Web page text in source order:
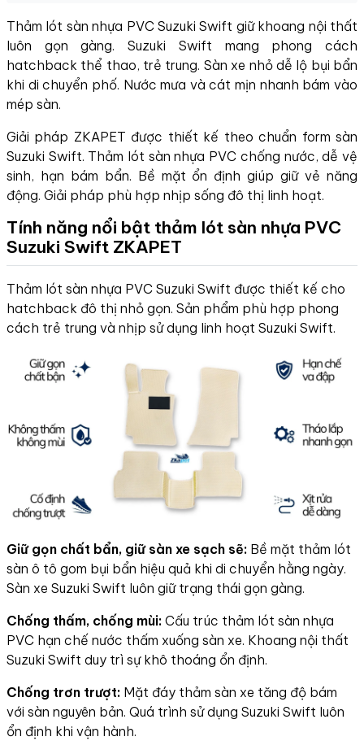
Thảm lót sàn nhựa PVC Suzuki Swift giữ khoang nội thất
luôn gọn gàng. Suzuki Swift mang phong cách
hatchback thể thao, trẻ trung. Sàn xe nhỏ dễ lộ bụi bẩn
khi di chuyển phố. Nước mưa và cát mịn nhanh bám vào
mép sàn.
Giải pháp ZKAPET được thiết kế theo chuẩn form sàn
Suzuki Swift. Thảm lót sàn nhựa PVC chống nước, dễ vệ
sinh, hạn bám bẩn. Bề mặt ổn định giúp giữ vẻ năng
động. Giải pháp phù hợp nhịp sống đô thị linh hoạt.
Tính năng nổi bật thảm lót sàn nhựa PVC
Suzuki Swift ZKAPET
Thảm lót sàn nhựa PVC Suzuki Swift được thiết kế cho
hatchback đô thị nhỏ gọn. Sản phẩm phù hợp phong
cách trẻ trung và nhịp sử dụng linh hoạt Suzuki Swift.
Giữ gọn chất bẩn, giữ sàn xe sạch sẽ: Bề mặt thảm lót
sàn ô tô gom bụi bẩn hiệu quả khi di chuyển hằng ngày.
Sàn xe Suzuki Swift luôn giữ trạng thái gọn gàng.
Chống thấm, chống mùi: Cấu trúc thảm lót sàn nhựa
PVC hạn chế nước thấm xuống sàn xe. Khoang nội thất
Suzuki Swift duy trì sự khô thoáng ổn định.
Chống trơn trượt: Mặt đáy thảm sàn xe tăng độ bám
với sàn nguyên bản. Quá trình sử dụng Suzuki Swift luôn
ổn định khi vận hành.